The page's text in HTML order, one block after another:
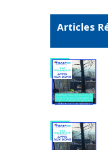
Articles